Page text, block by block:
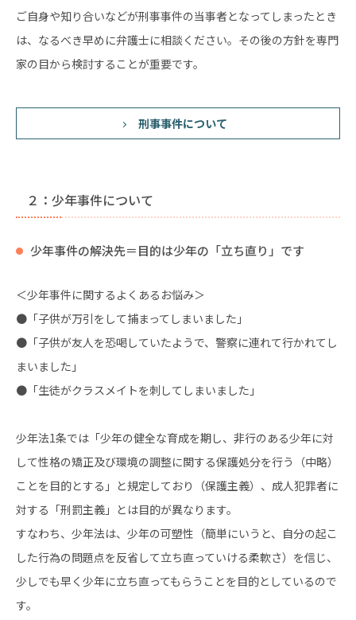
ご自身や知り合いなどが刑事事件の当事者となってしまったとき
は、なるべき早めに弁護士に相談ください。その後の方針を専門
家の目から検討することが重要です。
刑事事件について
２：少年事件について
少年事件の解決先＝目的は少年の「立ち直り」です
＜少年事件に関するよくあるお悩み＞
●「子供が万引をして捕まってしまいました」
●「子供が友人を恐喝していたようで、警察に連れて行かれてし
まいました」
●「生徒がクラスメイトを刺してしまいました」
少年法1条では「少年の健全な育成を期し、非行のある少年に対
して性格の矯正及び環境の調整に関する保護処分を行う（中略）
ことを目的とする」と規定しており（保護主義）、成人犯罪者に
対する「刑罰主義」とは目的が異なります。
すなわち、少年法は、少年の可塑性（簡単にいうと、自分の起こ
した行為の問題点を反省して立ち直っていける柔軟さ）を信じ、
少しでも早く少年に立ち直ってもらうことを目的としているので
す。